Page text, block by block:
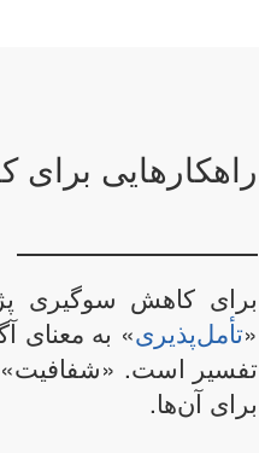
راهکارهایی
برای کاهش سوگیری
«تأمل‌پذیری» به معنای
تفسیر است. «شفافیت»
برای آن‌ها.